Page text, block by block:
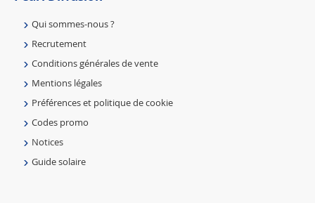
Qui sommes-nous ?
Recrutement
Conditions générales de vente
Mentions légales
Préférences et politique de cookie
Codes promo
Notices
Guide solaire